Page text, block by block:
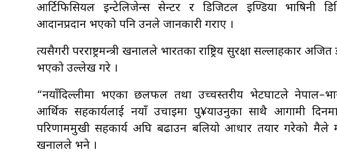
आर्टिफिसियल इन्टेलिजेन्स सेन्टर र डिजिटल इण्डिया भाषिनी
आदानप्रदान भएको पनि उनले जानकारी गराए ।
त्यसैगरी परराष्ट्रमन्त्री खनालले भारतका राष्ट्रिय सुरक्षा सल्लाहकार
भएको उल्लेख गरे ।
“नयाँदिल्लीमा भएका छलफल तथा उच्चस्तरीय भेटघाटले
आर्थिक सहकार्यलाई नयाँ उचाइमा पु¥याउनुका साथै आगामी
परिणाममुखी सहकार्य अघि बढाउन बलियो आधार तयार गरेको मैले
खनालले भने ।